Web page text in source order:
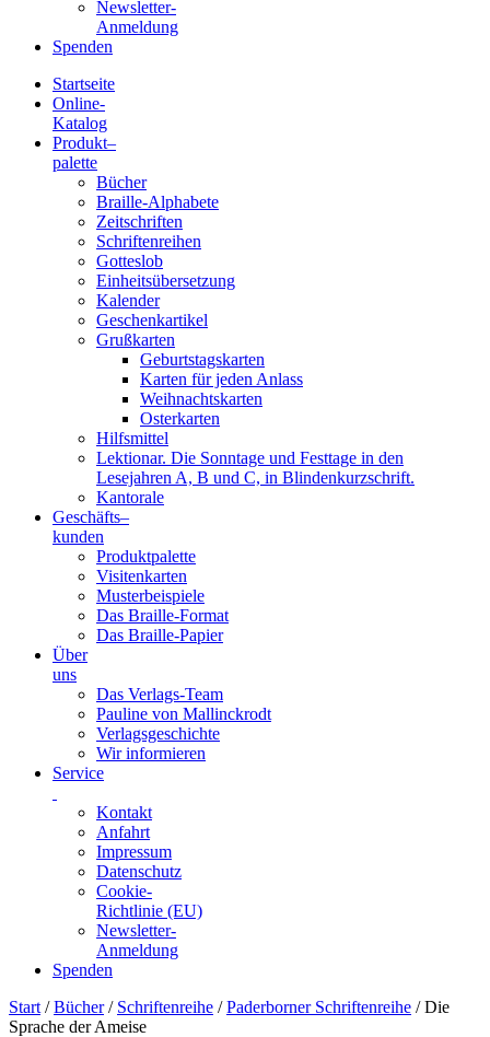
Newsletter-
Anmeldung
Spenden
Blindenschrift-
Verlag
Druckerei
gGmbH
Startseite
Online-
Katalog
Produkt–
palette
Bücher
Braille-Alphabete
Zeitschriften
Schriftenreihen
Gotteslob
Einheitsübersetzung
Kalender
Geschenkartikel
Grußkarten
Geburtstagskarten
Karten für jeden Anlass
Weihnachtskarten
Osterkarten
Hilfsmittel
Lektionar. Die Sonntage und Festtage in den
Lesejahren A, B und C, in Blindenkurzschrift.
Kantorale
Geschäfts­–
kunden
Produktpalette
Visitenkarten
Musterbeispiele
Das Braille-Format
Das Braille-Papier
Über
uns
Das Verlags-Team
Pauline von Mallinckrodt
Verlagsgeschichte
Wir informieren
Service
Kontakt
Anfahrt
Impressum
Datenschutz
Cookie-
Richtlinie (EU)
Newsletter-
Anmeldung
Spenden
Skip
to
Start /Bücher/ Schriftenreihe /Paderborner Schriftenreihe / Die
Sprache der Ameise